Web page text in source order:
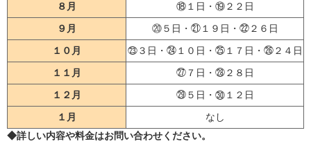
８月
⑱１日・⑲２２日
９月
⑳５日・㉑１９日・㉒２６日
１０月
㉓３日・㉔１０日・㉕１７日・㉖２４日
１１月
㉗７日・㉘２８日
１２月
㉙５日・㉚１２日
１月
なし
◆詳しい内容や料金はお問い合わせください。